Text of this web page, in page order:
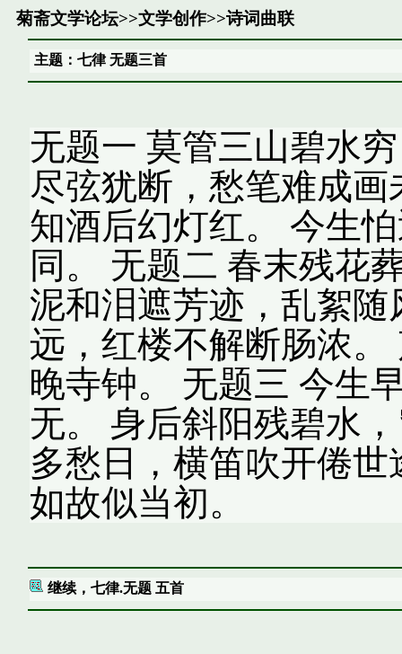
菊斋文学论坛>>文学创作>>诗词曲联
主题：七律 无题三首
无题一 莫管三山碧水
尽弦犹断，愁笔难成
知酒后幻灯红。 今生
同。 无题二 春末残花
泥和泪遮芳迹，乱絮
远，红楼不解断肠浓
晚寺钟。 无题三 今生
无。 身后斜阳残碧水
多愁日，横笛吹开倦
如故似当初。
继续，七律.无题 五首